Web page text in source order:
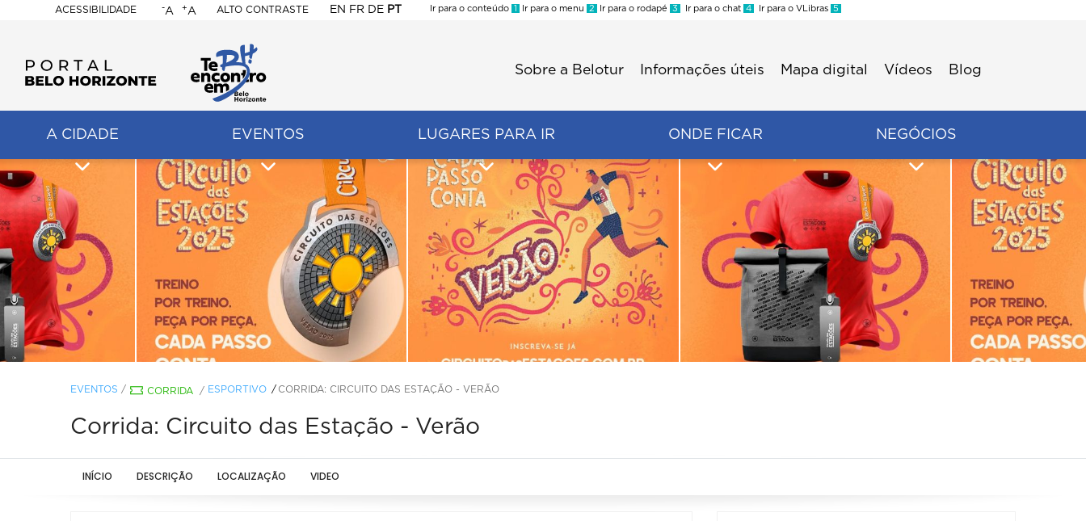
ACESSIBILIDADE
BELO
HORIZONTE
-A +A ALTO CONTRASTE EN FR DE PT
Ir para o conteúdo 1 Ir para o menu 2 Ir para o rodapé 3 Ir para o chat 4 Ir para o VLibras 5
Sobre a Belotur Informações úteis Mapa digital Vídeos Blog
A CIDADE EVENTOS LUGARES PARA IR ONDE FICAR NEGÓCIOS
EVENTOS / CORRIDA / ESPORTIVO CORRIDA: CIRCUITO DAS ESTAÇÃO - VERÃO
Corrida: Circuito das Estação - Verão
INÍCIO DESCRIÇÃO LOCALIZAÇÃO VIDEO